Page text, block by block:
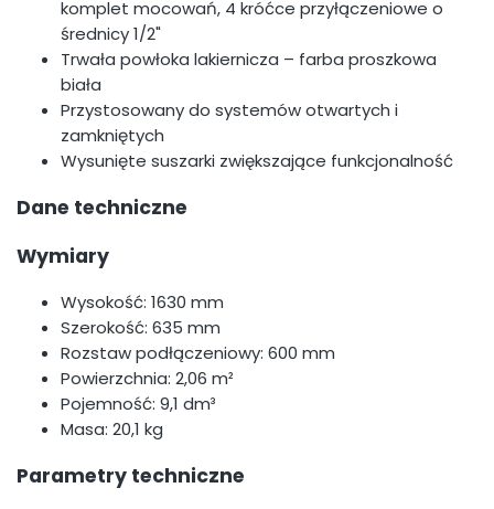
komplet mocowań, 4 króćce przyłączeniowe o
średnicy 1/2"
Trwała powłoka lakiernicza – farba proszkowa
biała
Przystosowany do systemów otwartych i
zamkniętych
Wysunięte suszarki zwiększające funkcjonalność
Dane techniczne
Wymiary
Wysokość: 1630 mm
Szerokość: 635 mm
Rozstaw podłączeniowy: 600 mm
Powierzchnia: 2,06 m²
Pojemność: 9,1 dm³
Masa: 20,1 kg
Parametry techniczne